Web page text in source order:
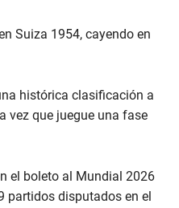
Suiza 1954, cayendo en
histórica clasificación a
vez que juegue una fase
el boleto al Mundial 2026
partidos disputados en el